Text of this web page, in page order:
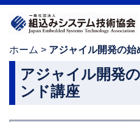
ホーム > アジャイル開発の
アジャイル開発
ンド講座